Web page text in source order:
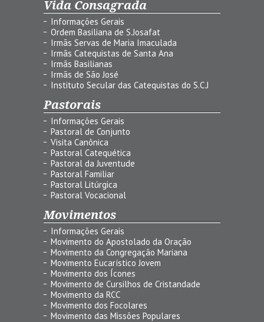
Vida Consagrada
Informações Gerais
Ordem Basiliana de S.Josafat
Irmãs Servas de Maria Imaculada
Irmãs Catequistas de Santa Ana
Irmãs Basilianas
Irmãs de São José
Instituto Secular das Catequistas do S.C.J
Pastorais
Informações Gerais
Pastoral de Conjunto
Visita Canônica
Pastoral Catequética
Pastoral da Juventude
Pastoral Familiar
Pastoral Litúrgica
Pastoral Vocacional
Movimentos
Informações Gerais
Movimento do Apostolado da Oração
Movimento da Congregação Mariana
Movimento Eucarístico Jovem
Movimento dos Ícones
Movimento de Cursilhos de Cristandade
Movimento da RCC
Movimento dos Focolares
Movimento das Missões Populares